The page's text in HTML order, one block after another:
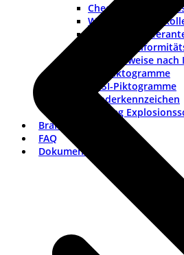
Checklisten und
Werkzeuge und
Checkliste
Muster-
Warnhinweise nach
ISO-Piktogramme
ANSI-Piktogramme
Länderkennzeichen
Vortrag
Branchen
FAQ
Dokumentation